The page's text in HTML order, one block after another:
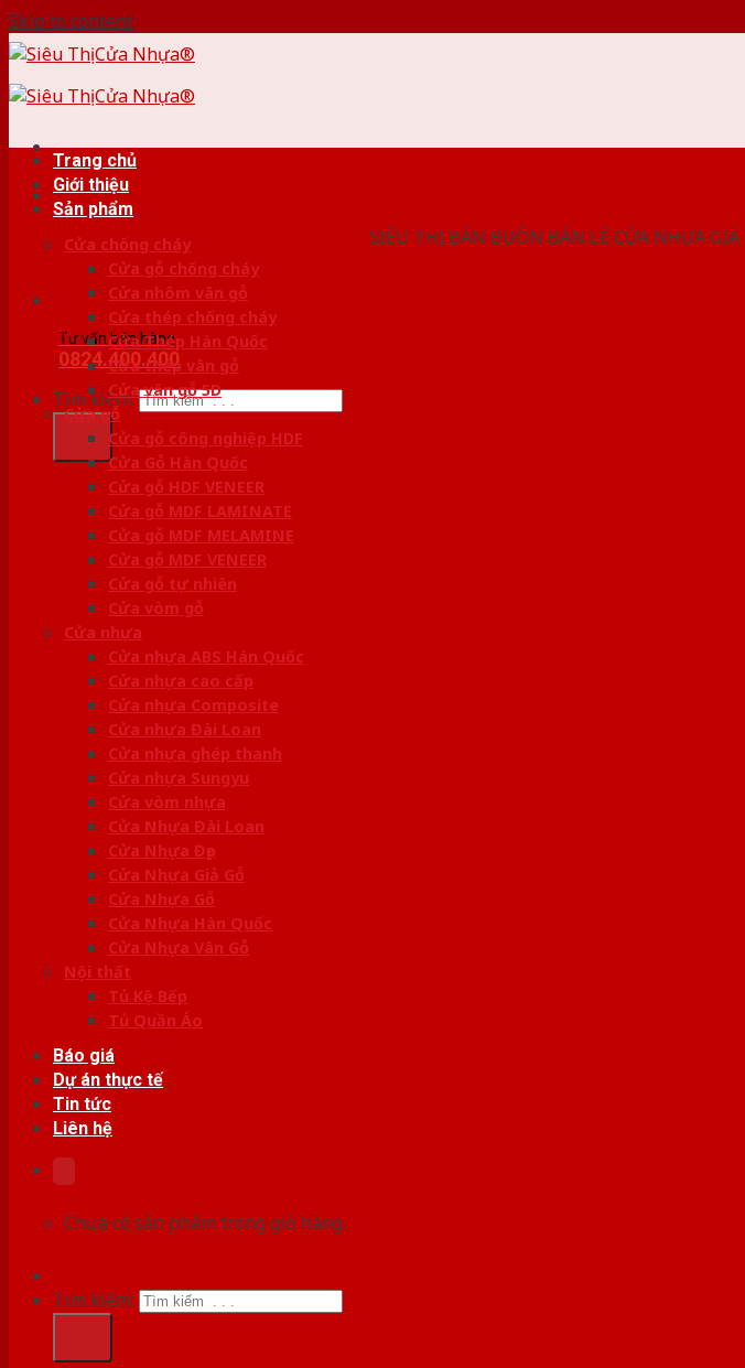
Skip to content
SIÊU THỊ BÁN BUÔN BÁN LẺ CỬA NHỰA
Tư vấn bán hàng
0824.400.400
Tìm kiếm:
Trang chủ
Giới thiệu
Sản phẩm
Cửa chống cháy
Cửa gỗ chống cháy
Cửa nhôm vân gỗ
Cửa thép chống cháy
Cửa Thép Hàn Quốc
Cửa thép vân gỗ
Cửa vân gỗ 5D
Cửa gỗ
Cửa gỗ công nghiệp HDF
Cửa Gỗ Hàn Quốc
Cửa gỗ HDF VENEER
Cửa gỗ MDF LAMINATE
Cửa gỗ MDF MELAMINE
Cửa gỗ MDF VENEER
Cửa gỗ tự nhiên
Cửa vòm gỗ
Cửa nhựa
Cửa nhựa ABS Hàn Quốc
Cửa nhựa cao cấp
Cửa nhựa Composite
Cửa nhựa Đài Loan
Cửa nhựa ghép thanh
Cửa nhựa Sungyu
Cửa vòm nhựa
Cửa Nhựa Đài Loan
Cửa Nhựa Đẹp
Cửa Nhựa Giả Gỗ
Cửa Nhựa Gỗ
Cửa Nhựa Hàn Quốc
Cửa Nhựa Vân Gỗ
Nội thất
Tủ Kệ Bếp
Tủ Quần Áo
Báo giá
Dự án thực tế
Tin tức
Liên hệ
Chưa có sản phẩm trong giỏ hàng.
Tìm kiếm: